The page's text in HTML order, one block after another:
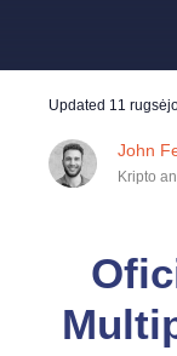
Updated 11
John
Kripto